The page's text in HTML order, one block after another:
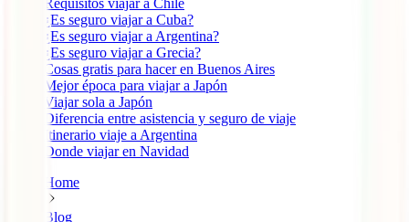
¿Es seguro viajar a Cuba?
¿Es seguro viajar a Argentina?
¿Es seguro viajar a Grecia?
Cosas gratis para hacer en Buenos Aires
Mejor época para viajar a Japón
Viajar sola a Japón
Diferencia entre asistencia y seguro de viaje
Itinerario viaje a Argentina
Donde viajar en Navidad
Home
Blog